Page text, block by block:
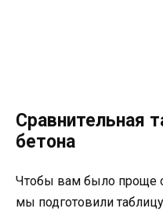
Сравнительная
бетона
Чтобы вам было проще
мы подготовили